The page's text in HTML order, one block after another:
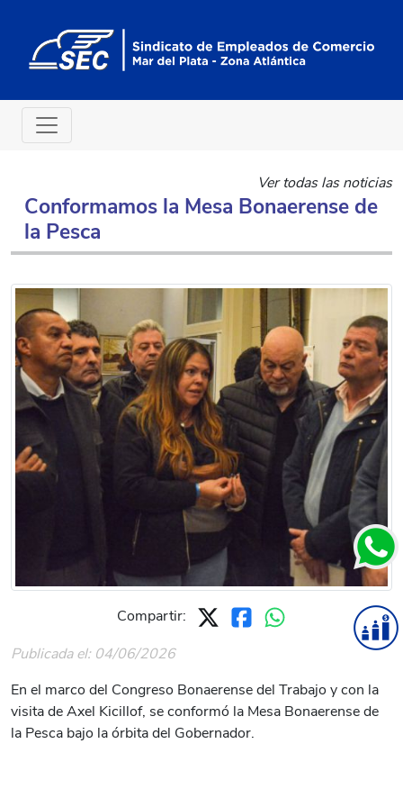
Ver todas las noticias
Conformamos la Mesa Bonaerense de
la Pesca
Compartir:
Publicada el: 04/06/2026
En el marco del Congreso Bonaerense del Trabajo y con la
visita de Axel Kicillof, se conformó la Mesa Bonaerense de
la Pesca bajo la órbita del Gobernador.